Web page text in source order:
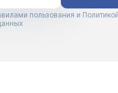
пользования и Политикой